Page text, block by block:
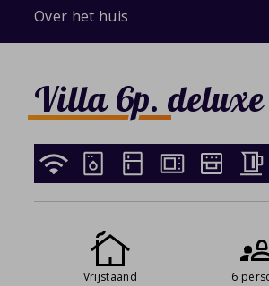
Over het huis
Villa 6p. deluxe
Vrijstaand 6